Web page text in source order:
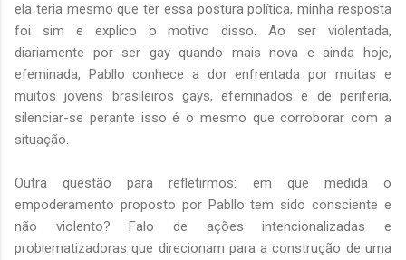
ela teria mesmo que ter essa postura política, minha resposta
foi sim e explico o motivo disso. Ao ser violentada,
diariamente por ser gay quando mais nova e ainda hoje,
efeminada, Pabllo conhece a dor enfrentada por muitas e
muitos jovens brasileiros gays, efeminados e de periferia,
silenciar-se perante isso é o mesmo que corroborar com a
situação.
Outra questão para refletirmos: em que medida o
empoderamento proposto por Pabllo tem sido consciente e
não violento? Falo de ações intencionalizadas e
problematizadoras que direcionam para a construção de uma